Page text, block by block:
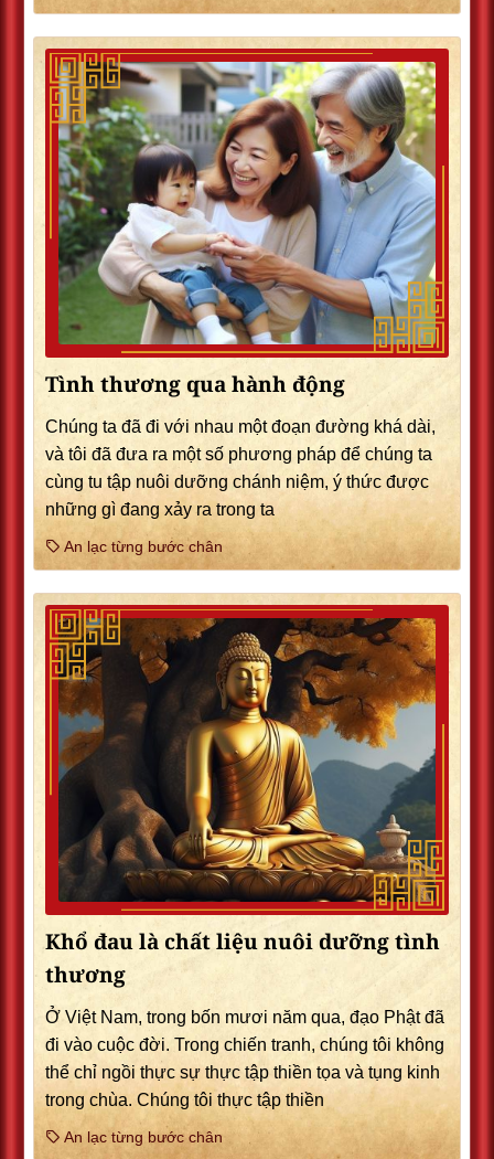
Tình thương qua hành động
Chúng ta đã đi với nhau một đoạn đường khá dài,
và tôi đã đưa ra một số phương pháp để chúng ta
cùng tu tập nuôi dưỡng chánh niệm, ý thức được
những gì đang xảy ra trong ta
An lạc từng bước chân
Khổ đau là chất liệu nuôi dưỡng tình
thương
Ở Việt Nam, trong bốn mươi năm qua, đạo Phật đã
đi vào cuộc đời. Trong chiến tranh, chúng tôi không
thể chỉ ngồi thực sự thực tập thiền tọa và tụng kinh
trong chùa. Chúng tôi thực tập thiền
An lạc từng bước chân